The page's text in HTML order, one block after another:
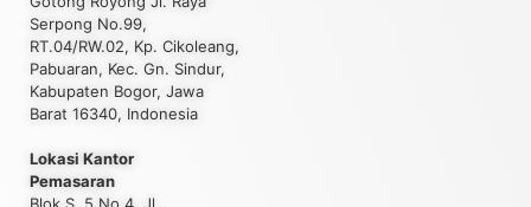
Serpong No.99,
RT.04/RW.02, Kp. Cikoleang,
Pabuaran, Kec. Gn. Sindur,
Kabupaten Bogor, Jawa
Barat 16340, Indonesia
Lokasi Kantor
Pemasaran